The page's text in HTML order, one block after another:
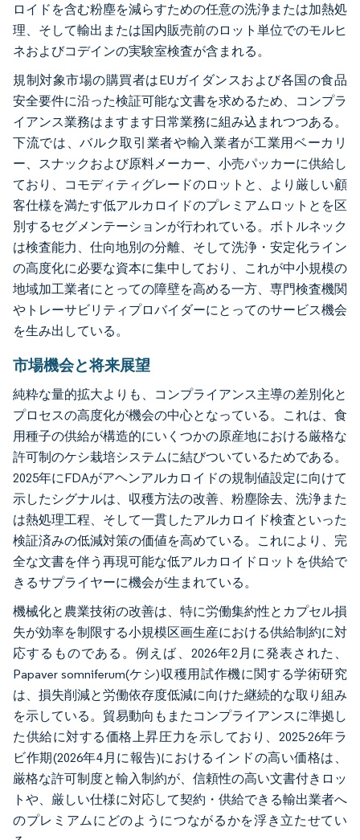
ロイドを含む粉塵を減らすための任意の洗浄または加熱処
理、そして輸出または国内販売前のロット単位でのモルヒ
ネおよびコデインの実験室検査が含まれる。
規制対象市場の購買者はEUガイダンスおよび各国の食品
安全要件に沿った検証可能な文書を求めるため、コンプラ
イアンス業務はますます日常業務に組み込まれつつある。
下流では、バルク取引業者や輸入業者が工業用ベーカリ
ー、スナックおよび原料メーカー、小売パッカーに供給し
ており、コモディティグレードのロットと、より厳しい顧
客仕様を満たす低アルカロイドのプレミアムロットとを区
別するセグメンテーションが行われている。ボトルネック
は検査能力、仕向地別の分離、そして洗浄・安定化ライン
の高度化に必要な資本に集中しており、これが中小規模の
地域加工業者にとっての障壁を高める一方、専門検査機関
やトレーサビリティプロバイダーにとってのサービス機会
を生み出している。
市場機会と将来展望
純粋な量的拡大よりも、コンプライアンス主導の差別化と
プロセスの高度化が機会の中心となっている。これは、食
用種子の供給が構造的にいくつかの原産地における厳格な
許可制のケシ栽培システムに結びついているためである。
2025年にFDAがアヘンアルカロイドの規制値設定に向けて
示したシグナルは、収穫方法の改善、粉塵除去、洗浄また
は熱処理工程、そして一貫したアルカロイド検査といった
検証済みの低減対策の価値を高めている。これにより、完
全な文書を伴う再現可能な低アルカロイドロットを供給で
きるサプライヤーに機会が生まれている。
機械化と農業技術の改善は、特に労働集約性とカプセル損
失が効率を制限する小規模区画生産における供給制約に対
応するものである。例えば、2026年2月に発表された、
Papaver somniferum(ケシ)収穫用試作機に関する学術研究
は、損失削減と労働依存度低減に向けた継続的な取り組み
を示している。貿易動向もまたコンプライアンスに準拠し
た供給に対する価格上昇圧力を示しており、2025-26年ラ
ビ作期(2026年4月に報告)におけるインドの高い価格は、
厳格な許可制度と輸入制約が、信頼性の高い文書付きロッ
トや、厳しい仕様に対応して契約・供給できる輸出業者へ
のプレミアムにどのようにつながるかを浮き立たせてい